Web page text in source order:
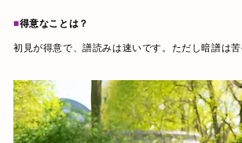
■得意なことは？
初見が得意で、譜読みは速いです。ただし暗譜は